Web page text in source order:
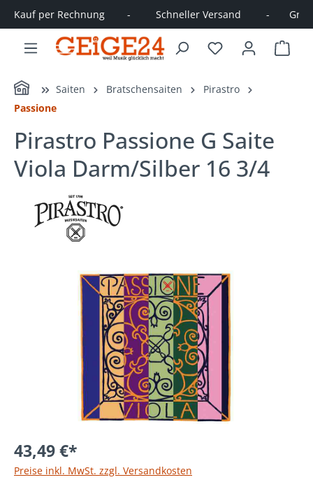
springen
Kauf per Rechnung        -         Schneller Versand         -
Home Saiten Bratschensaiten
Pirastro
Passione
Pirastro Passione G Saite
Viola Darm/Silber 16 3/4
Bildergalerie überspringen
43,49 €*
Preise inkl. MwSt. zzgl. Versandkosten